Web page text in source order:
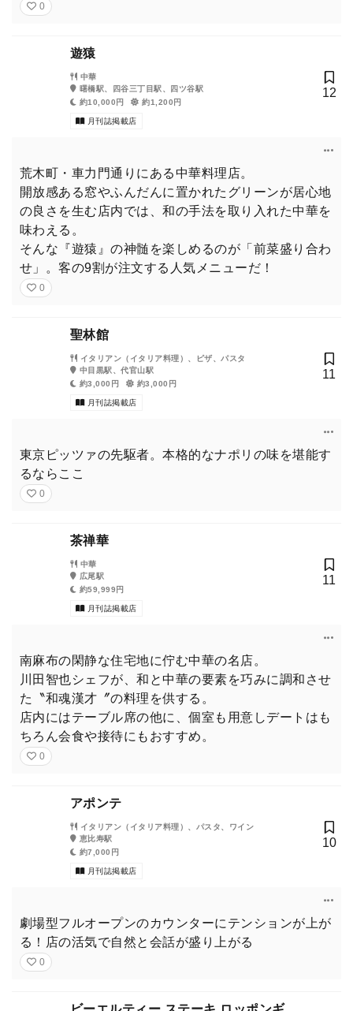
0
遊猿
中華
曙橋駅、四谷三丁目駅、四ツ谷駅
約10,000円
約1,200円
月刊誌掲載店
12
荒木町・車力門通りにある中華料理店。
開放感ある窓やふんだんに置かれたグリーンが居心地
の良さを生む店内では、和の手法を取り入れた中華を
味わえる。
そんな『遊猿』の神髄を楽しめるのが「前菜盛り合わ
せ」。客の9割が注文する人気メニューだ！
0
聖林館
イタリアン（イタリア料理）、ピザ、パスタ
中目黒駅、代官山駅
約3,000円
約3,000円
月刊誌掲載店
11
東京ピッツァの先駆者。本格的なナポリの味を堪能す
るならここ
0
茶禅華
中華
広尾駅
約59,999円
月刊誌掲載店
11
南麻布の閑静な住宅地に佇む中華の名店。
川田智也シェフが、和と中華の要素を巧みに調和させ
た〝和魂漢才〞の料理を供する。
店内にはテーブル席の他に、個室も用意しデートはも
ちろん会食や接待にもおすすめ。
0
アポンテ
イタリアン（イタリア料理）、パスタ、ワイン
恵比寿駅
約7,000円
月刊誌掲載店
10
劇場型フルオープンのカウンターにテンションが上が
る！店の活気で自然と会話が盛り上がる
0